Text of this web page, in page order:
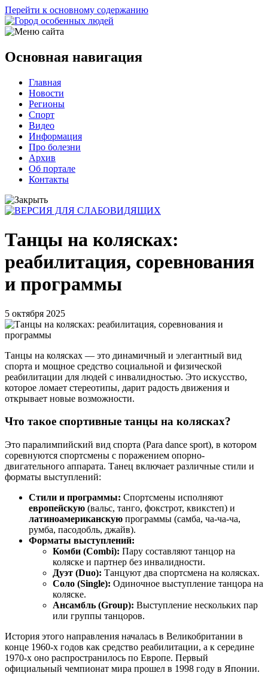
Перейти к основному содержанию
Основная навигация
Главная
Новости
Регионы
Спорт
Видео
Информация
Про болезни
Архив
Об портале
Контакты
Танцы на колясках:
реабилитация, соревнования
и программы
5 октября 2025
Танцы на колясках — это динамичный и элегантный вид
спорта и мощное средство социальной и физической
реабилитации для людей с инвалидностью. Это искусство,
которое ломает стереотипы, дарит радость движения и
открывает новые возможности.
Что такое спортивные танцы на колясках?
Это паралимпийский вид спорта (Para dance sport), в котором
соревнуются спортсмены с поражением опорно-
двигательного аппарата. Танец включает различные стили и
форматы выступлений:
Стили и программы: Спортсмены исполняют
европейскую (вальс, танго, фокстрот, квикстеп) и
латиноамериканскую программы (самба, ча-ча-ча,
румба, пасодобль, джайв).
Форматы выступлений:
Комби (Combi): Пару составляют танцор на
коляске и партнер без инвалидности.
Дуэт (Duo): Танцуют два спортсмена на колясках.
Соло (Single): Одиночное выступление танцора на
коляске.
Ансамбль (Group): Выступление нескольких пар
или группы танцоров.
История этого направления началась в Великобритании в
конце 1960-х годов как средство реабилитации, а к середине
1970-х оно распространилось по Европе. Первый
официальный чемпионат мира прошел в 1998 году в Японии.